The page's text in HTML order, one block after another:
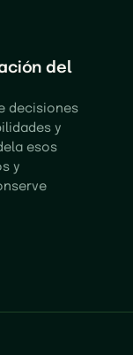
del
decisiones
y
esos
y